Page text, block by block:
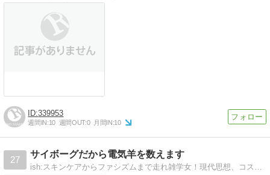
339953
週間IN:10 週間OUT:0 月間IN:10
27
サイボーグだから電気羊を数えます
ish:スキンケアからファシズムまで走れ雑学女！現代思想、コスメ、ダイエット、トレーニング、格闘技